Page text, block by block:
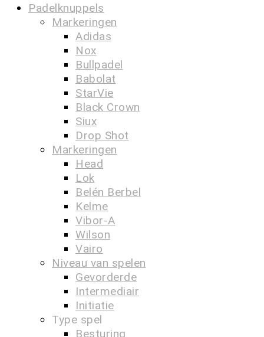
Padelknuppels
Markeringen
Adidas
Nox
Bullpadel
Babolat
StarVie
Black Crown
Siux
Drop Shot
Markeringen
Head
Lok
Belén Berbel
Kelme
Vibor-A
Wilson
Vairo
Niveau van spelen
Gevorderde
Intermediair
Initiatie
Type spel
Besturing